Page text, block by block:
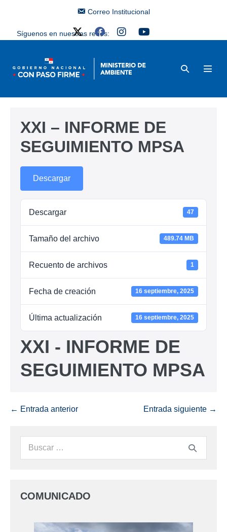
Correo Institucional
Síguenos en nuestras redes:
XXI – INFORME DE
SEGUIMIENTO MPSA
Descargar
Descargar 47
Tamaño del archivo 489.74 MB
Recuento de archivos 1
Fecha de creación 16 septiembre, 2025
Última actualización 16 septiembre, 2025
XXI - INFORME DE
SEGUIMIENTO MPSA
← Entrada anterior Entrada siguiente →
COMUNICADO